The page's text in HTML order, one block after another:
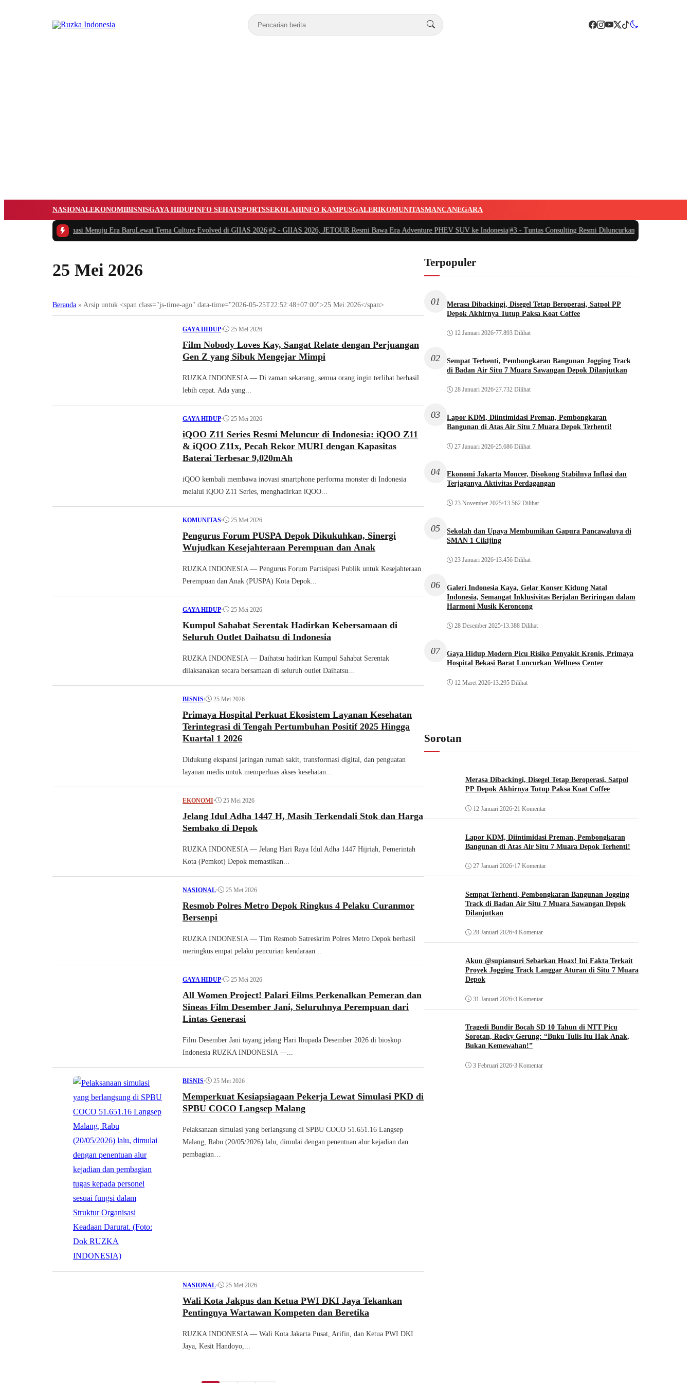
NASIONALEKONOMIBISNISGAYA HIDUPINFO SEHATSPORTSSEKOLAHINFO KAMPUSGALERIKOMUNITASMANCANEGARA
Transformasi Menuju Era BaruLewat Tema Culture Evolved di GIIAS 2026 |#2 -GIIAS 2026, JETOUR Resmi Bawa Era Adventure PHEV SUV ke Indonesia|#3 -Tuntas Consulting Resmi Diluncurkan: Hadir Menyelesaikan
25 Mei 2026
Beranda » Arsip untuk <span class="js-time-ago" data-time="2026-05-25T22:52:48+07:00">25 Mei 2026</span>
GAYA HIDUP• 25 Mei 2026
Film Nobody Loves Kay, Sangat Relate dengan Perjuangan
Gen Z yang Sibuk Mengejar Mimpi
RUZKA INDONESIA — Di zaman sekarang, semua orang ingin terlihat berhasil
lebih cepat. Ada yang...
GAYA HIDUP• 25 Mei 2026
iQOO Z11 Series Resmi Meluncur di Indonesia: iQOO Z11
& iQOO Z11x, Pecah Rekor MURI dengan Kapasitas
Baterai Terbesar 9,020mAh
iQOO kembali membawa inovasi smartphone performa monster di Indonesia
melalui iQOO Z11 Series, menghadirkan iQOO...
KOMUNITAS• 25 Mei 2026
Pengurus Forum PUSPA Depok Dikukuhkan, Sinergi
Wujudkan Kesejahteraan Perempuan dan Anak
RUZKA INDONESIA — Pengurus Forum Partisipasi Publik untuk Kesejahteraan
Perempuan dan Anak (PUSPA) Kota Depok...
GAYA HIDUP• 25 Mei 2026
Kumpul Sahabat Serentak Hadirkan Kebersamaan di
Seluruh Outlet Daihatsu di Indonesia
RUZKA INDONESIA — Daihatsu hadirkan Kumpul Sahabat Serentak
dilaksanakan secara bersamaan di seluruh outlet Daihatsu...
BISNIS• 25 Mei 2026
Primaya Hospital Perkuat Ekosistem Layanan Kesehatan
Terintegrasi di Tengah Pertumbuhan Positif 2025 Hingga
Kuartal 1 2026
Didukung ekspansi jaringan rumah sakit, transformasi digital, dan penguatan
layanan medis untuk memperluas akses kesehatan...
EKONOMI• 25 Mei 2026
Jelang Idul Adha 1447 H, Masih Terkendali Stok dan Harga
Sembako di Depok
RUZKA INDONESIA — Jelang Hari Raya Idul Adha 1447 Hijriah, Pemerintah
Kota (Pemkot) Depok memastikan...
NASIONAL• 25 Mei 2026
Resmob Polres Metro Depok Ringkus 4 Pelaku Curanmor
Bersenpi
RUZKA INDONESIA — Tim Resmob Satreskrim Polres Metro Depok berhasil
meringkus empat pelaku pencurian kendaraan...
GAYA HIDUP• 25 Mei 2026
All Women Project! Palari Films Perkenalkan Pemeran dan
Sineas Film Desember Jani, Seluruhnya Perempuan dari
Lintas Generasi
Film Desember Jani tayang jelang Hari Ibupada Desember 2026 di bioskop
Indonesia RUZKA INDONESIA —...
BISNIS• 25 Mei 2026
Memperkuat Kesiapsiagaan Pekerja Lewat Simulasi PKD di
SPBU COCO Langsep Malang
Pelaksanaan simulasi yang berlangsung di SPBU COCO 51.651.16 Langsep
Malang, Rabu (20/05/2026) lalu, dimulai dengan penentuan alur kejadian dan
pembagian…
NASIONAL• 25 Mei 2026
Wali Kota Jakpus dan Ketua PWI DKI Jaya Tekankan
Pentingnya Wartawan Kompeten dan Beretika
RUZKA INDONESIA — Wali Kota Jakarta Pusat, Arifin, dan Ketua PWI DKI
Jaya, Kesit Handoyo,...
Terpopuler
01
Merasa Dibackingi, Disegel Tetap Beroperasi, Satpol PP
Depok Akhirnya Tutup Paksa Koat Coffee
12 Januari 2026•77.893 Dilihat
02
Sempat Terhenti, Pembongkaran Bangunan Jogging Track
di Badan Air Situ 7 Muara Sawangan Depok Dilanjutkan
28 Januari 2026•27.732 Dilihat
03
Lapor KDM, Diintimidasi Preman, Pembongkaran
Bangunan di Atas Air Situ 7 Muara Depok Terhenti!
27 Januari 2026•25.686 Dilihat
04
Ekonomi Jakarta Moncer, Disokong Stabilnya Inflasi dan
Terjaganya Aktivitas Perdagangan
23 November 2025•13.562 Dilihat
05
Sekolah dan Upaya Membumikan Gapura Pancawaluya di
SMAN 1 Cikijing
23 Januari 2026•13.456 Dilihat
06
Galeri Indonesia Kaya, Gelar Konser Kidung Natal
Indonesia, Semangat Inklusivitas Berjalan Beriringan dalam
Harmoni Musik Keroncong
28 Desember 2025•13.388 Dilihat
07
Gaya Hidup Modern Picu Risiko Penyakit Kronis, Primaya
Hospital Bekasi Barat Luncurkan Wellness Center
12 Maret 2026•13.295 Dilihat
Sorotan
Merasa Dibackingi, Disegel Tetap Beroperasi, Satpol
PP Depok Akhirnya Tutup Paksa Koat Coffee
12 Januari 2026•21 Komentar
Lapor KDM, Diintimidasi Preman, Pembongkaran
Bangunan di Atas Air Situ 7 Muara Depok Terhenti!
27 Januari 2026•17 Komentar
Sempat Terhenti, Pembongkaran Bangunan Jogging
Track di Badan Air Situ 7 Muara Sawangan Depok
Dilanjutkan
28 Januari 2026•4 Komentar
Akun @supiansuri Sebarkan Hoax! Ini Fakta Terkait
Proyek Jogging Track Langgar Aturan di Situ 7 Muara
Depok
31 Januari 2026•3 Komentar
Tragedi Bundir Bocah SD 10 Tahun di NTT Picu
Sorotan, Rocky Gerung: “Buku Tulis Itu Hak Anak,
Bukan Kemewahan!”
3 Februari 2026•3 Komentar